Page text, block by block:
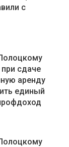
с
сдаче
аренду
единый